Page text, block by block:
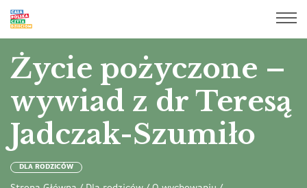
Życie pożyczone –
wywiad z dr Teresą
Jadczak-Szumiło
DLA RODZICÓW